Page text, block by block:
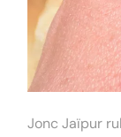
Jonc Jaïpur